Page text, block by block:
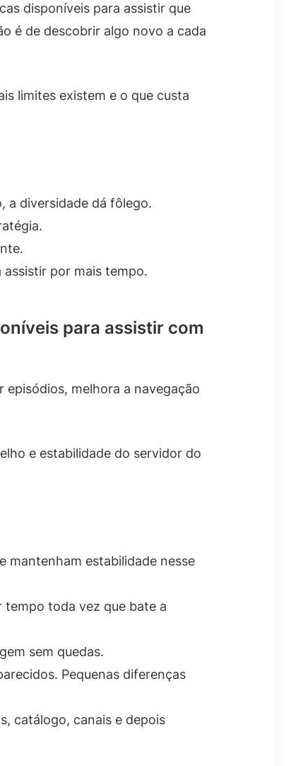
disponíveis para assistir que
é de descobrir algo novo a cada
limites existem e o que custa
a diversidade dá fôlego.
assistir por mais tempo.
para assistir com
episódios, melhora a navegação
e estabilidade do servidor do
mantenham estabilidade nesse
tempo toda vez que bate a
sem quedas.
Pequenas diferenças
catálogo, canais e depois